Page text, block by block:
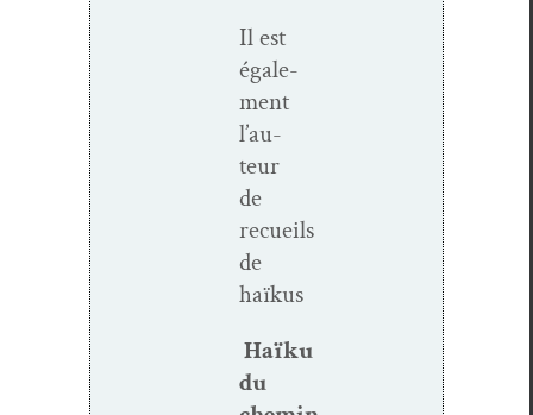
Il est
égale­
ment
l’au­
teur
de
recueils
de
haïkus
Haïku
du